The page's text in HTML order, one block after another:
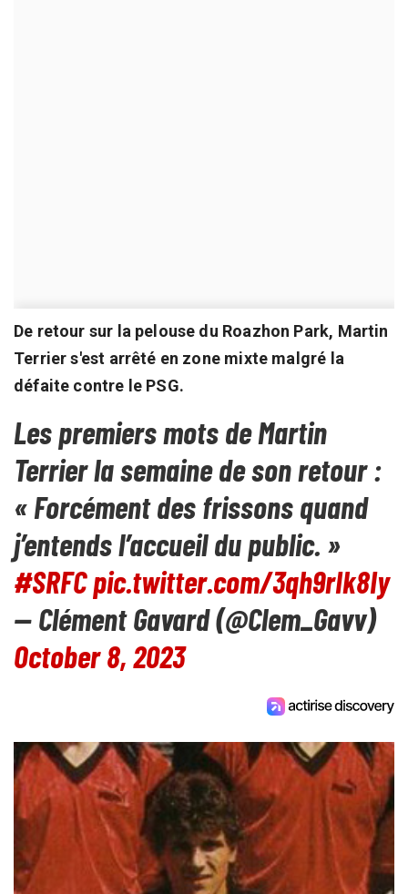
De retour sur la pelouse du Roazhon Park, Martin
Terrier s'est arrêté en zone mixte malgré la
défaite contre le PSG.
Les premiers mots de Martin
Terrier la semaine de son retour :
« Forcément des frissons quand
j’entends l’accueil du public. »
#SRFCpic.twitter.com/3qh9rIk8Iy
— Clément Gavard (@Clem_Gavv)
October 8, 2023